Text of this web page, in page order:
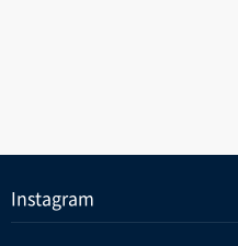
Instagram